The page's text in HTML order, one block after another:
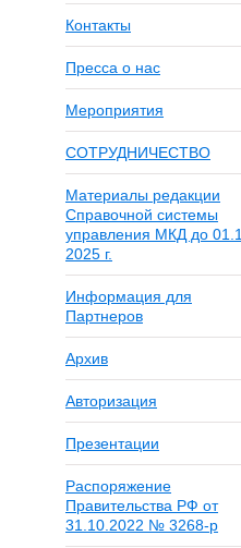
Контакты
Пресса о нас
Мероприятия
СОТРУДНИЧЕСТВО
Материалы редакции
Справочной системы
управления МКД до
2025 г.
Информация для
Партнеров
Архив
Авторизация
Презентации
Распоряжение
Правительства РФ от
31.10.2022 № 3268-р